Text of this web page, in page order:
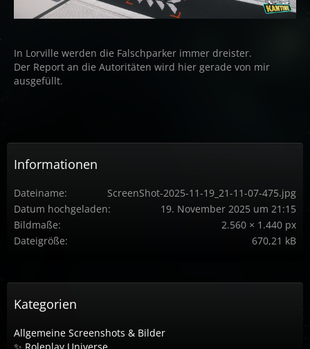
In Lorville werden die Falschparker immer dreister.
Der Report an die Autoritäten wird hier gerade von mir
ausgefüllt.
Informationen
Dateiname
ScreenShot-2025-11-19_21-11-07-475.jpg
Datum hochgeladen
19. November 2025 um 21:15
Bildmaße
2.560 × 1.440 px
Dateigröße
670,21 kB
Kategorien
Allgemeine Screenshots & Bilder